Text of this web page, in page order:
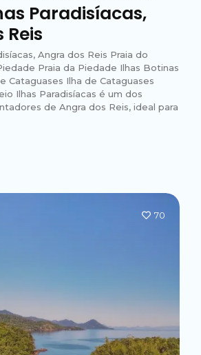
Paradisíacas,
Angra dos Reis Praia do
Praia da Piedade Ilhas Botinas
Cataguases Ilha de Cataguases
Ilhas Paradisíacas é um dos
de Angra dos Reis, ideal para
70